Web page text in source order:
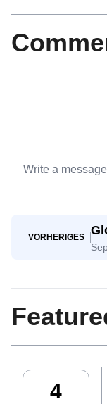
VORHERIGES
4